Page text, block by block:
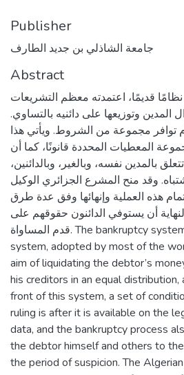
Publisher
جامعة الشاذلي بن جديد الطارف
Abstract
قديمًا، اعتمدته معظم التشريعات
المدين وتوزيعها على دائنيه بالتساوي.
توافر مجموعة من الشروط. ويأتي هذا
المعطيات المحددة قانونًا، كما أن
بالمدين نفسه، وبالغير، وبالدائنين،
وقد منح المشرع الجزائري الوكيل
هذه العملية وإنهائها وفق عدة طرق
أن يستوفي الدائنون حقوقهم على
قدم المساواة. The bankruptcy system is considered an old
system, adopted by most of the
aim of liquidating the debtor’s
his creditors in an equal
front of this system, a set of
ruling is after it is available on the
data, and the bankruptcy process
the debtor himself and others to
the period of suspicion. The